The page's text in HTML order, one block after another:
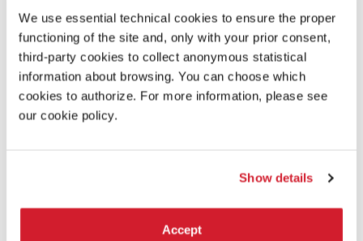
We use essential technical cookies to ensure the proper
functioning of the site and, only with your prior consent,
third-party cookies to collect anonymous statistical
information about browsing. You can choose which
cookies to authorize. For more information, please see
our cookie policy.
Show details
Accept
Una prima assoluta che nel titolo parafrasa Gertrude Stein, per uno
spettacolo in cui ogni elemento scenico diventa una voce da
ascoltare in purezza.
LEGGI TUTTO
TEATRO
TEATRO GOLDONI